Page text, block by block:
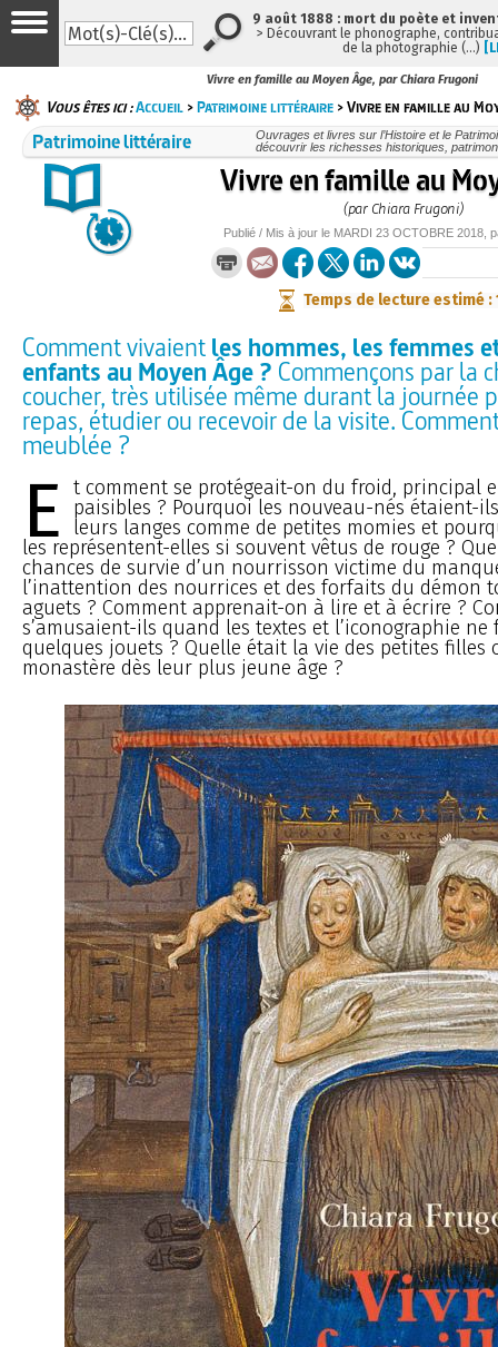
Vivre en famille au Moyen Âge, par Chiara Frugoni
Vous êtes ici :Accueil >Patrimoine littéraire > Vivre en famille au
Patrimoine littéraire
Ouvrages et livres sur l’Histoire et le
découvrir les richesses historiques,
Vivre en famille au
(par Chiara Frugoni)
Publié / Mis à jour le MARDI 23 OCTOBRE 2018 ,
Temps de lecture estimé :
Comment vivaientles hommes, les femmes
enfants au Moyen Âge ? Commençons par la
coucher, très utilisée même durant la journée
repas, étudier ou recevoir de la visite.
meublée ?
E t comment se protégeait-on du froid, principal
paisibles ? Pourquoi les nouveau-nés étaient-
leurs langes comme de petites momies et
les représentent-elles si souvent vêtus de rouge ?
chances de survie d’un nourrisson victime du
l’inattention des nourrices et des forfaits du démon
aguets ? Comment apprenait-on à lire et à écrire ?
s’amusaient-ils quand les textes et l’iconographie
quelques jouets ? Quelle était la vie des petites filles
monastère dès leur plus jeune âge ?
9 août 1888 : mort du poète et
> Découvrant le phonographe,
de la photographie (…)